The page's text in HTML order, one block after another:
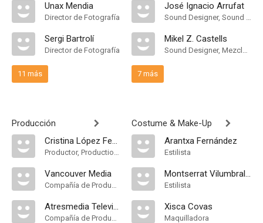
Unax Mendia
Director de Fotografía
Sergi Bartrolí
Director de Fotografía
11 más
Producción
Cristina López Ferraz
Productor, Production Manager
Vancouver Media
Compañía de Produccion
Atresmedia Televisión
Compañía de Produccion
José Ignacio Arrufat
Sound Designer, Sound Mixer, Mezclador de Re-Grabación de Sonido, Sound Supervisor
Mikel Z. Castells
Sound Designer, Mezclador de Re-Grabación de Sonido, Sound Supervisor
7 más
Costume & Make-Up
Arantxa Fernández
Estilista
Montserrat Vilumbrales
Estilista
Xisca Covas
Maquilladora